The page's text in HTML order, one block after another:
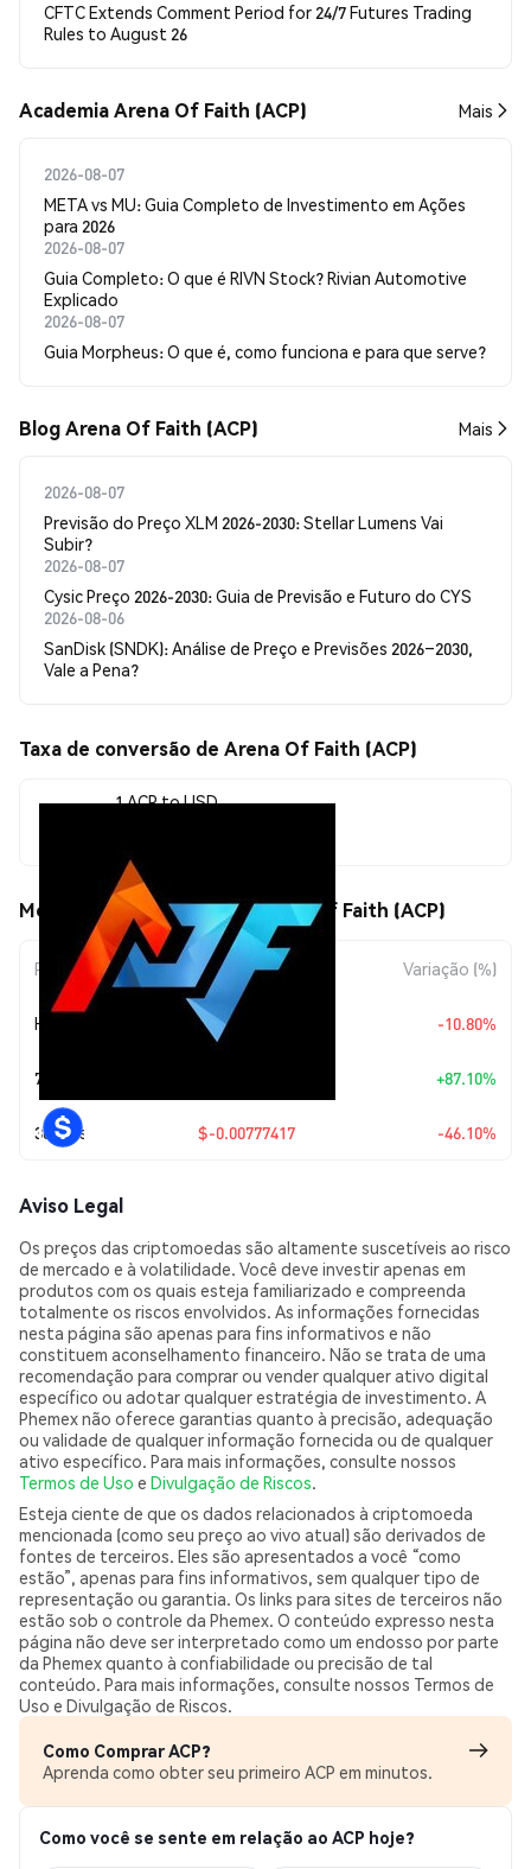
CFTC Extends Comment Period for 24/7 Futures Trading
Rules to August 26
Academia Arena Of Faith (ACP) Mais
2026-08-07
META vs MU: Guia Completo de Investimento em Ações
para 2026
2026-08-07
Guia Completo: O que é RIVN Stock? Rivian Automotive
Explicado
2026-08-07
Guia Morpheus: O que é, como funciona e para que serve?
Blog Arena Of Faith (ACP) Mais
2026-08-07
Previsão do Preço XLM 2026-2030: Stellar Lumens Vai
Subir?
2026-08-07
Cysic Preço 2026-2030: Guia de Previsão e Futuro do CYS
2026-08-06
SanDisk (SNDK): Análise de Preço e Previsões 2026–2030,
Vale a Pena?
Taxa de conversão de Arena Of Faith (ACP)
1 ACP to USD
Movimentos de preço de Arena Of Faith (ACP)
Período Variação do Valor Variação (%)
Hoje $-0.00110053 -10.80%
7 Dias +87.10%
30 Dias $-0.00777417 -46.10%
Aviso Legal
Os preços das criptomoedas são altamente suscetíveis ao risco
de mercado e à volatilidade. Você deve investir apenas em
produtos com os quais esteja familiarizado e compreenda
totalmente os riscos envolvidos. As informações fornecidas
nesta página são apenas para fins informativos e não
constituem aconselhamento financeiro. Não se trata de uma
recomendação para comprar ou vender qualquer ativo digital
específico ou adotar qualquer estratégia de investimento. A
Phemex não oferece garantias quanto à precisão, adequação
ou validade de qualquer informação fornecida ou de qualquer
ativo específico. Para mais informações, consulte nossos
Termos de Uso e Divulgação de Riscos.
Esteja ciente de que os dados relacionados à criptomoeda
mencionada (como seu preço ao vivo atual) são derivados de
fontes de terceiros. Eles são apresentados a você “como
estão”, apenas para fins informativos, sem qualquer tipo de
representação ou garantia. Os links para sites de terceiros não
estão sob o controle da Phemex. O conteúdo expresso nesta
página não deve ser interpretado como um endosso por parte
da Phemex quanto à confiabilidade ou precisão de tal
conteúdo. Para mais informações, consulte nossos Termos de
Uso e Divulgação de Riscos.
Como Comprar ACP?
Aprenda como obter seu primeiro ACP em minutos.
Como você se sente em relação ao ACP hoje?